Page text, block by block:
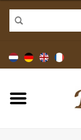
Home
Doosjes